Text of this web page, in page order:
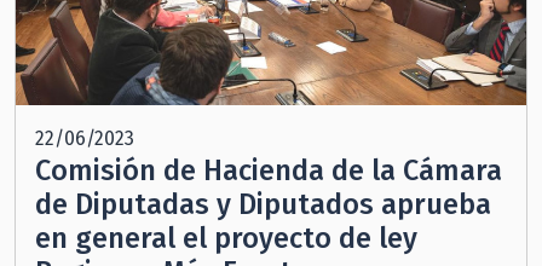
22/06/2023
Comisión de Hacienda de la Cámara
de Diputadas y Diputados aprueba
en general el proyecto de ley